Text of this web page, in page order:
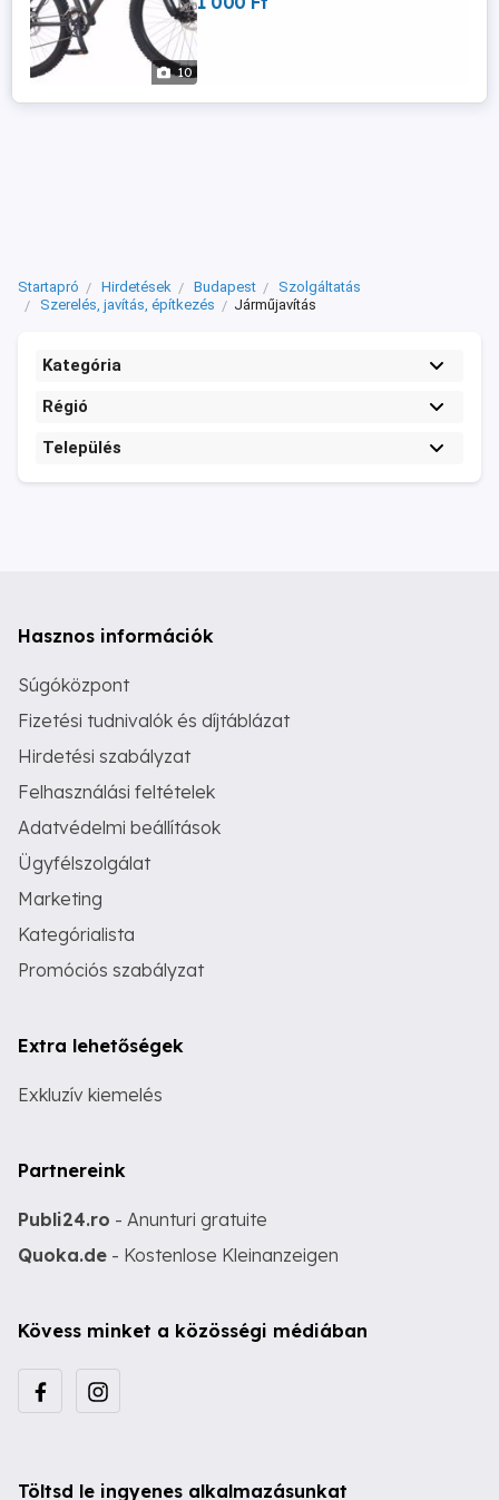
10
Startapró Hirdetések Budapest
Szolgáltatás
Szerelés, javítás, építkezés
Járműjavítás
Kategória
Régió
Település
Hasznos információk
Súgóközpont
Fizetési tudnivalók és díjtáblázat
Hirdetési szabályzat
Felhasználási feltételek
Adatvédelmi beállítások
Ügyfélszolgálat
Marketing
Kategórialista
Promóciós szabályzat
Extra lehetőségek
Exkluzív kiemelés
Partnereink
Publi24.ro - Anunturi gratuite
Quoka.de - Kostenlose Kleinanzeigen
Kövess minket a közösségi médiában
Töltsd le ingyenes alkalmazásunkat